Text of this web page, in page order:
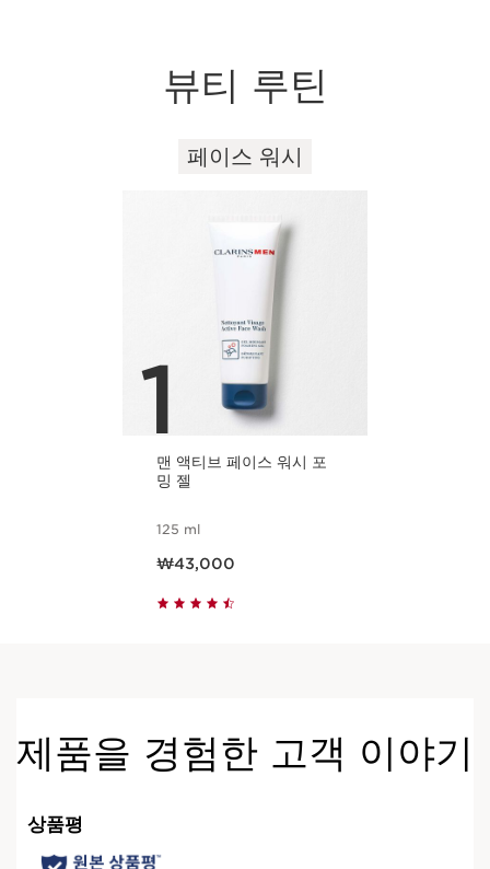
뷰티 루틴
페이스 워시
1
맨 액티브 페이스 워시 포
밍 젤
125 ml
₩43,000
제품을 경험한 고객 이야기